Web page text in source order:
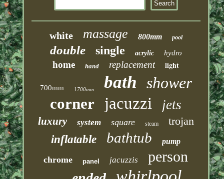
white massage 800mm pool
double single acrylic hydro
home hand replacement light
700mm 1700mm bath shower
corner jacuzzi jets
luxury system square steam
trojan
inflatable
bathtub pump
chrome panel jacuzzis person